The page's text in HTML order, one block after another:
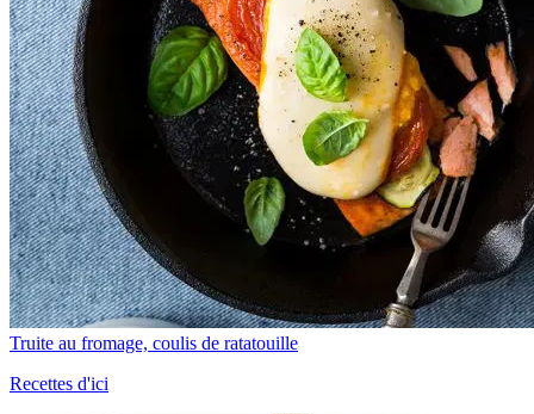
Truite au fromage, coulis de ratatouille
Recettes d'ici